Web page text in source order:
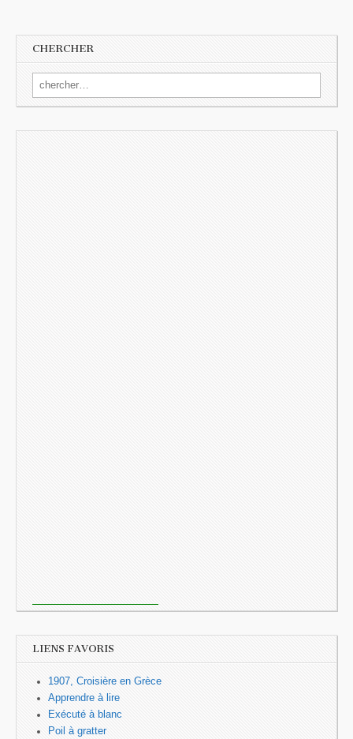
CHERCHER
Search for:
LIENS FAVORIS
1907, Croisière en Grèce
Apprendre à lire
Exécuté à blanc
Poil à gratter